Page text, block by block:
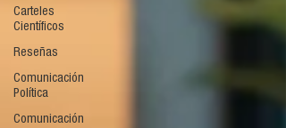
Carteles
Científicos
Reseñas
Comunicación
Política
Comunicación